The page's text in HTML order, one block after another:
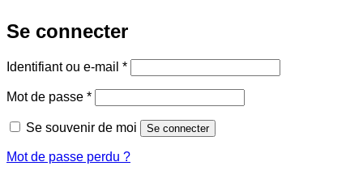
Se connecter
Identifiant ou e-mail *Obligatoire
Mot de passe *Obligatoire
Se souvenir de moi Se connecter
Mot de passe perdu ?